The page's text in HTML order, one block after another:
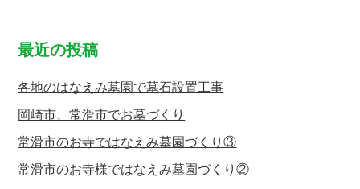
最近の投稿
各地のはなえみ墓園で墓石設置工事
岡崎市、常滑市でお墓づくり
常滑市のお寺ではなえみ墓園づくり③
常滑市のお寺様ではなえみ墓園づくり②